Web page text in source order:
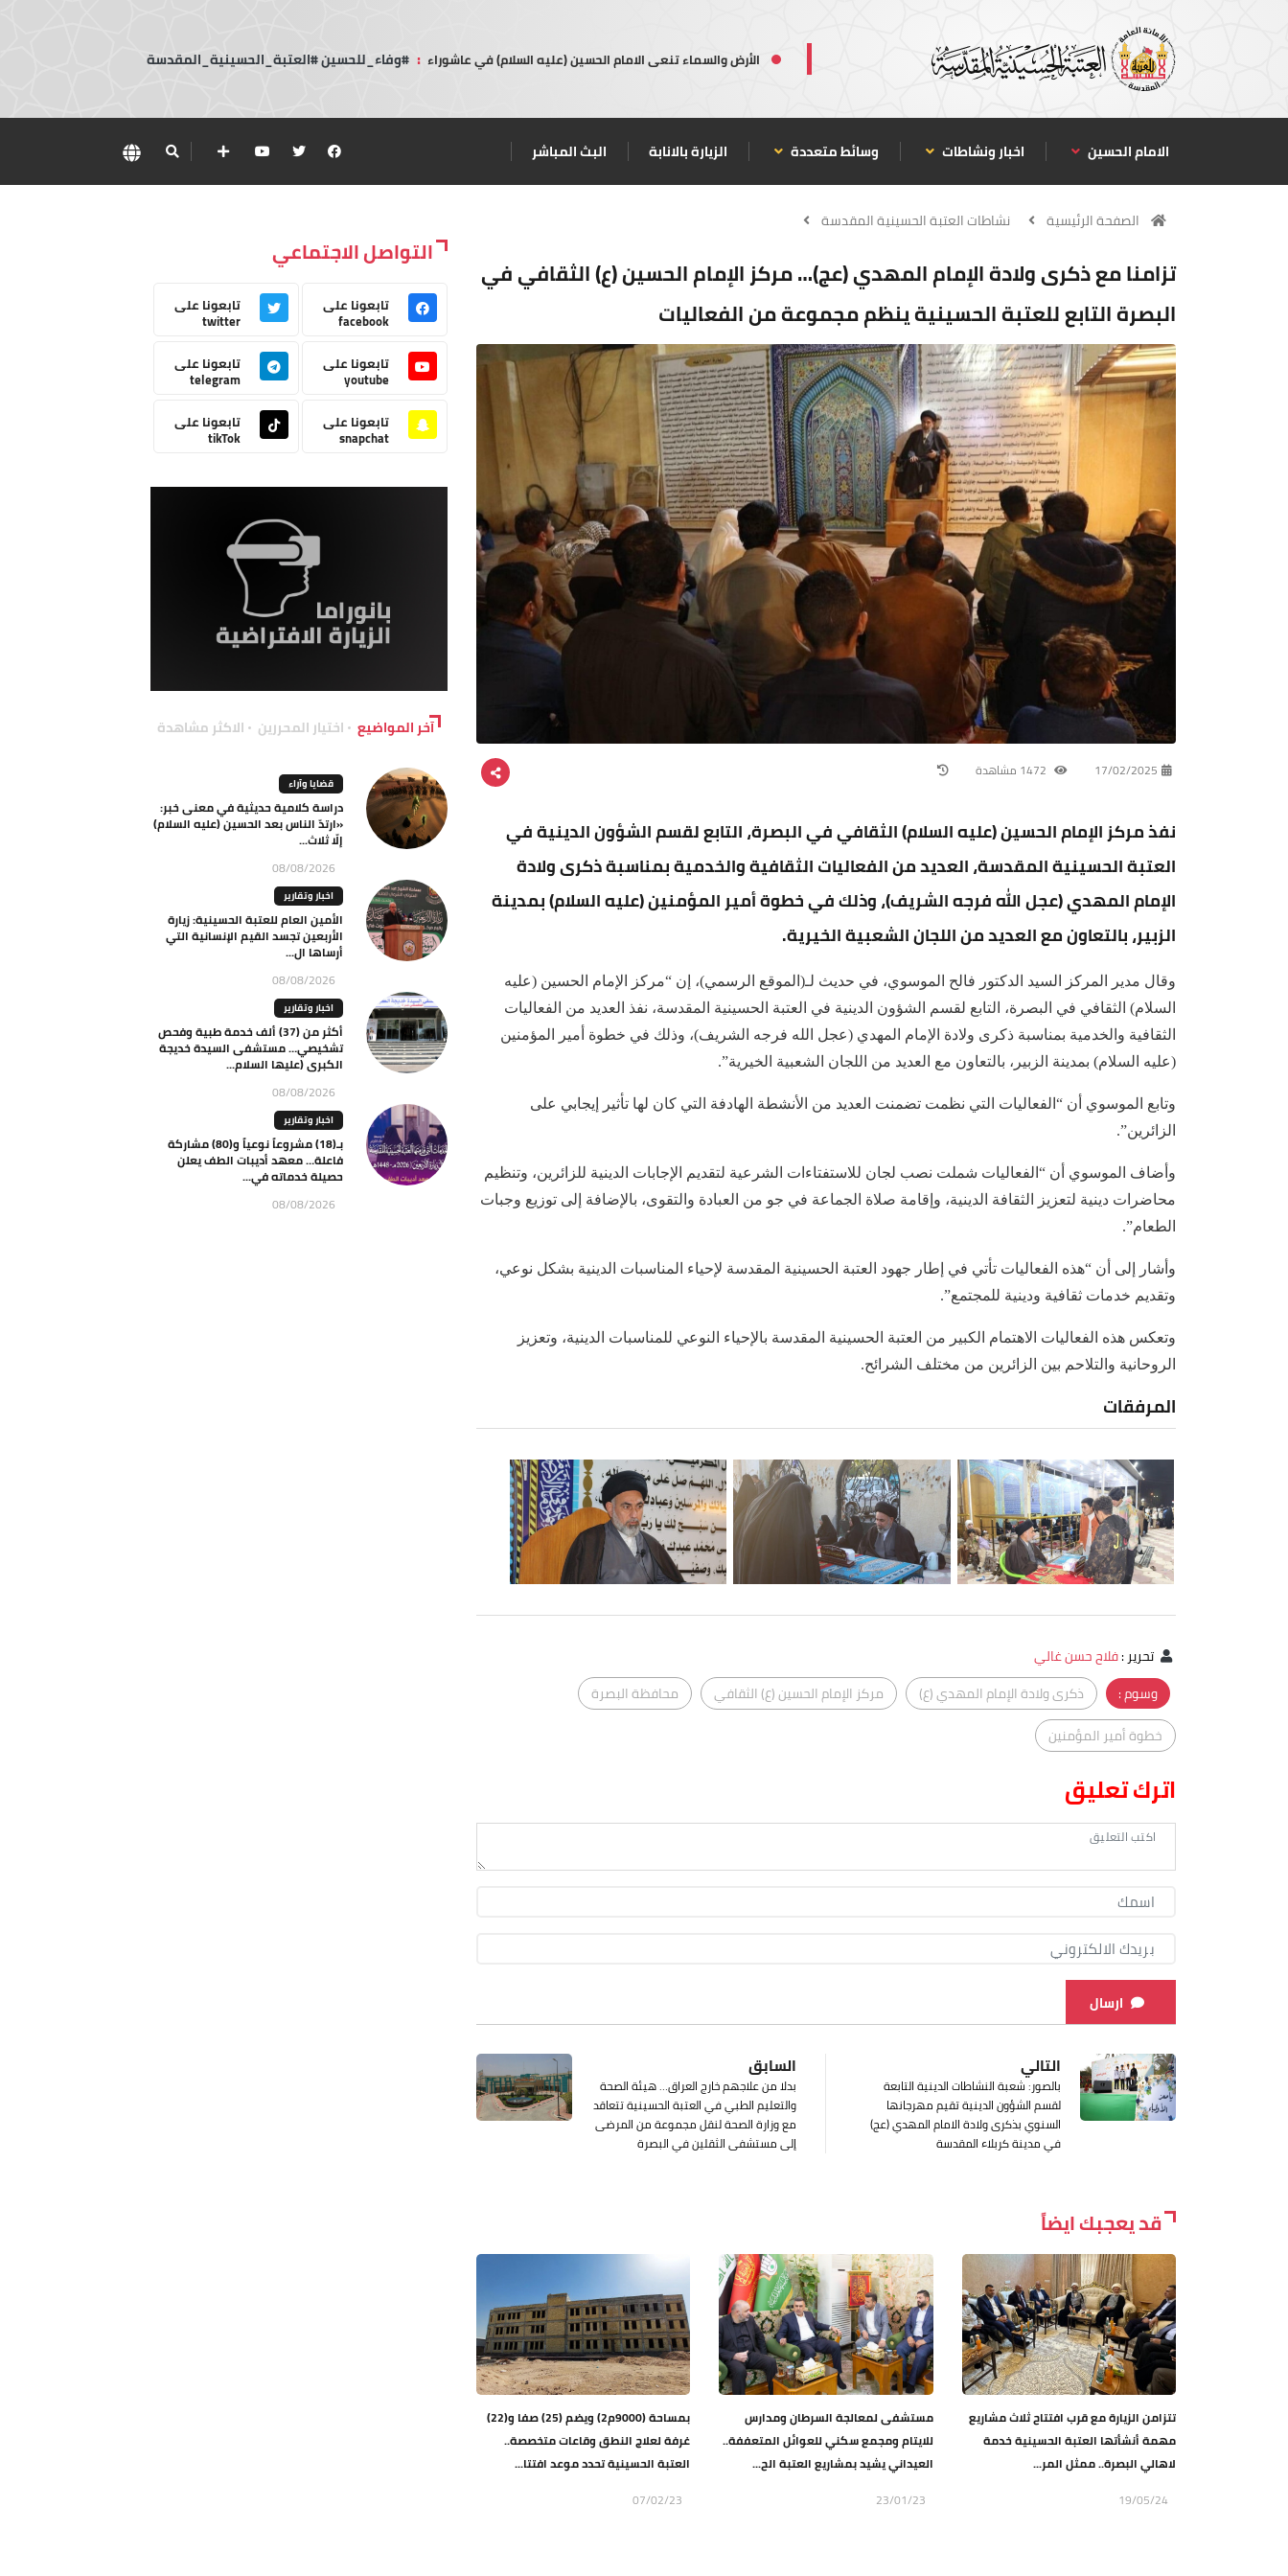
الأرض والسماء تنعى الامام الحسين (عليه السلام) في عاشوراء : #وفاء_للحسين #العتبة_الحسينية_المقدسة
الامام الحسين اخبار ونشاطات وسائط متعددة الزيارة بالانابة البث المباشر
الصفحة الرئيسية نشاطات العتبة الحسينية المقدسة
تزامنا مع ذكرى ولادة الإمام المهدي (عج)… مركز الإمام الحسين (ع) الثقافي في
البصرة التابع للعتبة الحسينية ينظم مجموعة من الفعاليات
17/02/2025
نفذ مركز الإمام الحسين (عليه السلام) الثقافي في البصرة، التابع لقسم الشؤون الدينية في
العتبة الحسينية المقدسة، العديد من الفعاليات الثقافية والخدمية بمناسبة ذكرى ولادة
الإمام المهدي (عجل الله فرجه الشريف)، وذلك في خطوة أمير المؤمنين (عليه السلام) بمدينة
الزبير، بالتعاون مع العديد من اللجان الشعبية الخيرية.
وقال مدير المركز السيد الدكتور فالح الموسوي، في حديث لـ(الموقع الرسمي)، إن “مركز الإمام الحسين (عليه
السلام) الثقافي في البصرة، التابع لقسم الشؤون الدينية في العتبة الحسينية المقدسة، نفذ العديد من الفعاليات
الثقافية والخدمية بمناسبة ذكرى ولادة الإمام المهدي (عجل الله فرجه الشريف)، وذلك في خطوة أمير المؤمنين
(عليه السلام) بمدينة الزبير، بالتعاون مع العديد من اللجان الشعبية الخيرية”.
وتابع الموسوي أن “الفعاليات التي نظمت تضمنت العديد من الأنشطة الهادفة التي كان لها تأثير إيجابي على
الزائرين”.
وأضاف الموسوي أن “الفعاليات شملت نصب لجان للاستفتاءات الشرعية لتقديم الإجابات الدينية للزائرين، وتنظيم
محاضرات دينية لتعزيز الثقافة الدينية، وإقامة صلاة الجماعة في جو من العبادة والتقوى، بالإضافة إلى توزيع وجبات
الطعام”.
وأشار إلى أن “هذه الفعاليات تأتي في إطار جهود العتبة الحسينية المقدسة لإحياء المناسبات الدينية بشكل نوعي،
وتقديم خدمات ثقافية ودينية للمجتمع”.
وتعكس هذه الفعاليات الاهتمام الكبير من العتبة الحسينية المقدسة بالإحياء النوعي للمناسبات الدينية، وتعزيز
الروحانية والتلاحم بين الزائرين من مختلف الشرائح.
المرفقات
تحرير:فلاح حسن غالي
وسوم :
ذكرى ولادة الإمام المهدي (ع) مركز الإمام الحسين (ع) الثقافي
محافظة البصرة
خطوة أمير المؤمنين
اترك تعليق
ارسال
السابق
بدلا من علاجهم خارج العراق… هيئة الصحة
والتعليم الطبي في العتبة الحسينية تتعاقد
مع وزارة الصحة لنقل مجموعة من المرضى
إلى مستشفى الثقلين في البصرة
التالي
بالصور: شعبة النشاطات الدينية التابعة
لقسم الشؤون الدينية تقيم مهرجانها
السنوي بذكرى ولادة الامام المهدي (عج)
في مدينة كربلاء المقدسة
قد يعجبك ايضاً
تتزامن الزيارة مع قرب افتتاح ثلاث مشاريع
مهمة أنشأتها العتبة الحسينية خدمة
لاهالي البصرة.. ممثل المر...
19/05/24
مستشفى لمعالجة السرطان ومدارس
للايتام ومجمع سكني للعوائل المتعففة..
العيداني يشيد بمشاريع العتبة الح...
23/01/23
بمساحة (9000م2) ويضم (25) صفا و(22)
غرفة لعلاج النطق وقاعات متخصصة..
العتبة الحسينية تحدد موعد افتتا...
07/02/23
التواصل الاجتماعي
تابعونا على
facebook
تابعونا على
twitter
تابعونا على
youtube
تابعونا على
telegram
تابعونا على
snapchat
تابعونا على
tikTok
آخر المواضيع اختيار المحررين الاكثر مشاهدة
قضايا وآراء
دراسة كلامية حديثية في معنى خبر:
«ارتدّ الناس بعد الحسين (عليه السلام)
إلّا ثلاث...
08/08/2026
اخبار وتقارير
الأمين العام للعتبة الحسينية: زيارة
الأربعين تجسد القيم الإنسانية التي
أرساها ال...
08/08/2026
اخبار وتقارير
أكثر من (37) ألف خدمة طبية وفحص
تشخيصي… مستشفى السيدة خديجة
الكبرى (عليها السلام...
08/08/2026
اخبار وتقارير
بـ(18) مشروعاً نوعياً و(80) مشاركة
فاعلة… معهد أديبات الطف يعلن
حصيلة خدماته في...
08/08/2026